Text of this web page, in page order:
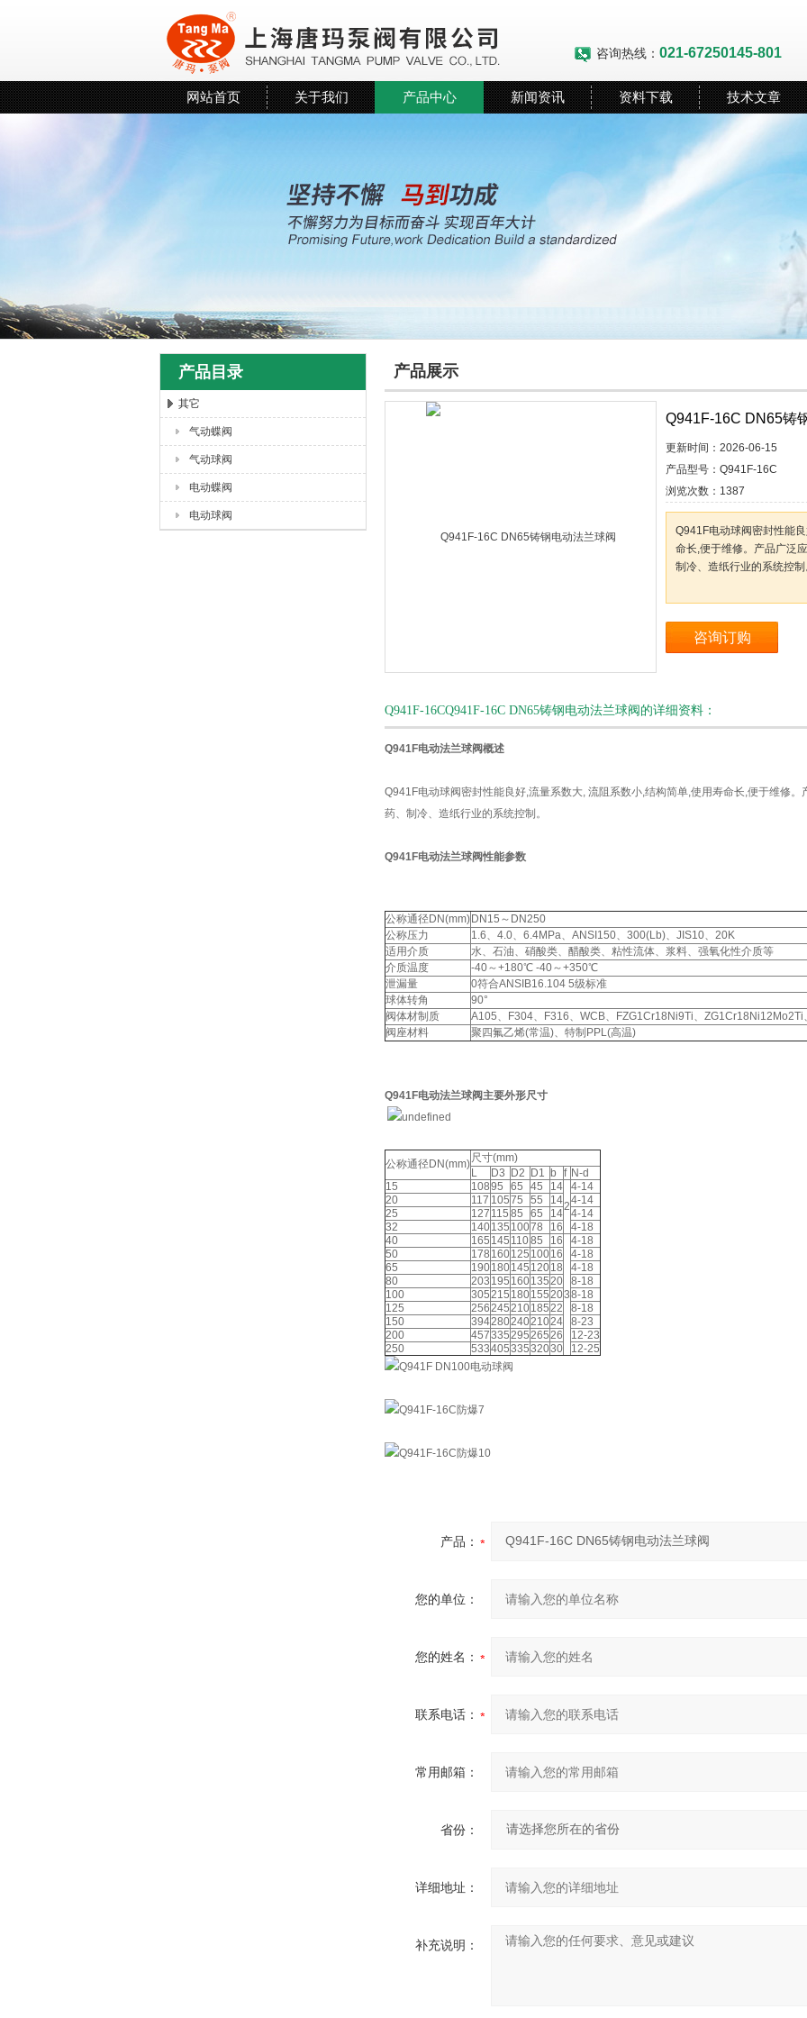
上海唐玛泵阀有限公司
咨询热线： 021-67250145-801
网站首页 关于我们 产品中心 新闻资讯 资料下载 技术文章
产品目录
其它
气动蝶阀
气动球阀
电动蝶阀
电动球阀
产品展示
Q941F-16C DN65铸
更新时间： 2026-06-15
产品型号： Q941F-16C
浏览次数： 1387
Q941F电动球阀密封性能
命长,便于维修。产品广泛
制冷、造纸行业的系统控制
咨询订购
Q941F-16CQ941F-16C DN65铸钢电动法兰球阀的详细资料：
Q941F电动法兰球阀概述
Q941F电动球阀密封性能良好,流量系数大, 流阻系数小,结构简单,使用寿命长,便于维修
药、制冷、造纸行业的系统控制。
Q941F电动法兰球阀性能参数
公称通径DN(mm) DN15～DN250
公称压力
1.6、4.0、6.4MPa、ANSI150、300(Lb)、JIS10、20K
适用介质
水、石油、硝酸类、醋酸类、粘性流体、浆料、强氧化性介质等
介质温度
-40～+180℃ -40～+350℃
泄漏量
0符合ANSIB16.104 5级标准
球体转角
90°
阀体材制质
A105、F304、F316、WCB、FZG1Cr18Ni9Ti、ZG1Cr18Ni12Mo2Ti
阀座材料
聚四氟乙烯(常温)、特制PPL(高温)
Q941F电动法兰球阀主要外形尺寸
公称通径DN(mm)尺寸(mm)
L
D3 D2 D1 b f N-d
15
10895 65 45
14
2
4-14
20
117 10575 55 14
4-14
25
127 115 85 65 14
4-14
32
140135 10078 16
4-18
40
165 145 11085 16
3
4-18
50
178 160125 10016
4-18
65
190180145 12018
4-18
80
203 195 16013520
8-18
100
305215 18015520
8-18
125
25624521018522
8-18
150
39428024021024
8-23
200
45733529526526
12-23
250
53340533532030 12-25
产品：
您的单位：
您的姓名：
联系电话：
常用邮箱：
省份：
详细地址：
补充说明：